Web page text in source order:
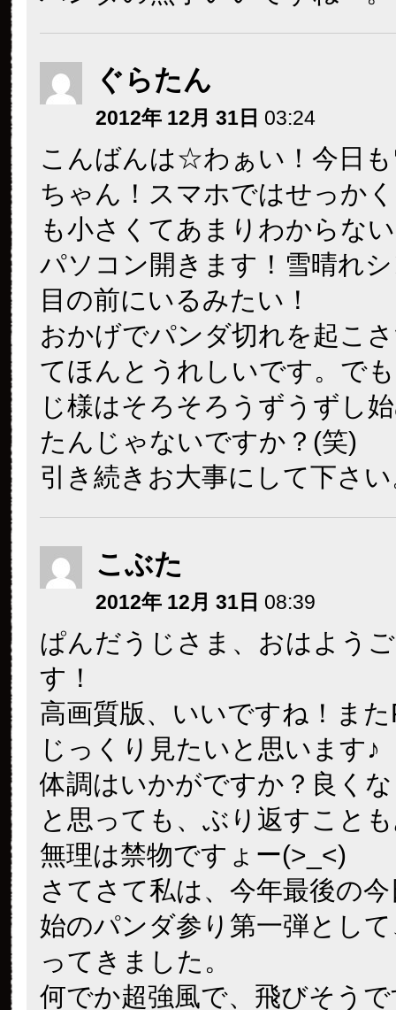
ぐらたん
2012年 12月 31日 03:24
こんばんは☆わぁい！今日
ちゃん！スマホではせっか
も小さくてあまりわからな
パソコン開きます！雪晴れ
目の前にいるみたい！
おかげでパンダ切れを起こ
てほんとうれしいです。で
じ様はそろそろうずうずし
たんじゃないですか？(笑)
引き続きお大事にして下さ
こぶた
2012年 12月 31日 08:39
ぱんだうじさま、おはよう
す！
高画質版、いいですね！ま
じっくり見たいと思います♪
体調はいかがですか？良く
と思っても、ぶり返すこと
無理は禁物ですょー(>_<)
さてさて私は、今年最後の
始のパンダ参り第一弾とし
ってきました。
何でか超強風で、飛びそう